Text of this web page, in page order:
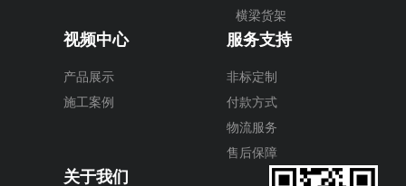
横梁货架
视频中心
产品展示
施工案例
服务支持
非标定制
付款方式
物流服务
售后保障
关于我们